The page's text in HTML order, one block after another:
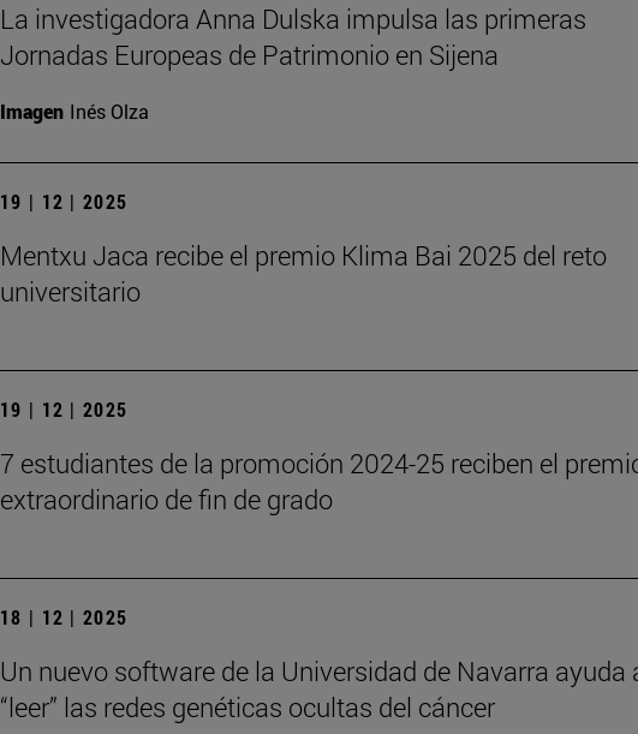
La investigadora Anna Dulska impulsa las primeras
Jornadas Europeas de Patrimonio en Sijena
Imagen Inés Olza
19 | 12 | 2025
Mentxu Jaca recibe el premio Klima Bai 2025 del reto
universitario
19 | 12 | 2025
7 estudiantes de la promoción 2024-25 reciben el
extraordinario de fin de grado
18 | 12 | 2025
Un nuevo software de la Universidad de Navarra ayuda
“leer” las redes genéticas ocultas del cáncer